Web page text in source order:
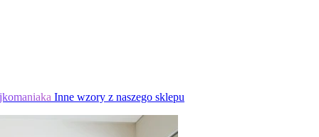
Inne wzory z naszego sklepu